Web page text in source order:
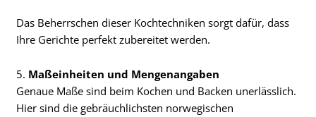
Das Beherrschen dieser Kochtechniken sorgt dafür, dass
Ihre Gerichte perfekt zubereitet werden.
5. Maßeinheiten und Mengenangaben
Genaue Maße sind beim Kochen und Backen unerlässlich.
Hier sind die gebräuchlichsten norwegischen